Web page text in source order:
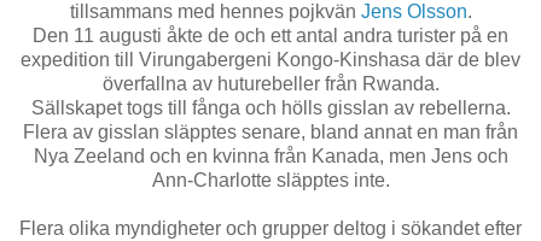
tillsammans med hennes pojkvän Jens Olsson.
Den 11 augusti åkte de och ett antal andra turister på en
expedition till Virungabergeni Kongo-Kinshasa där de blev
överfallna av huturebeller från Rwanda.
Sällskapet togs till fånga och hölls gisslan av rebellerna.
Flera av gisslan släpptes senare, bland annat en man från
Nya Zeeland och en kvinna från Kanada, men Jens och
Ann-Charlotte släpptes inte.
Flera olika myndigheter och grupper deltog i sökandet efter